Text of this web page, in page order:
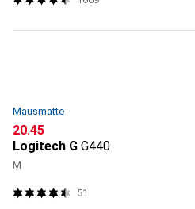
Mausmatte
CHF
20.45
Logitech G G440
M
51